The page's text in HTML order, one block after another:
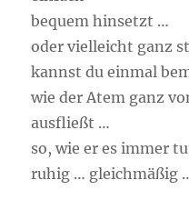
bequem hinsetzt …
oder vielleicht ganz
kannst du einmal
wie der Atem ganz
ausfließt …
so, wie er es immer
ruhig … gleichmäßig